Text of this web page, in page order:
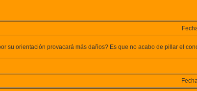
su orientación provacará más daños? Es que no acabo de pillar el